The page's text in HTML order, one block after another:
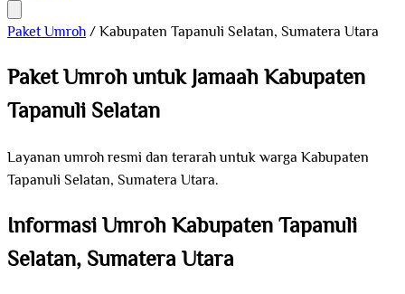
Paket Umroh/Kabupaten Tapanuli Selatan, Sumatera Utara
Paket Umroh untuk Jamaah Kabupaten
Tapanuli Selatan
Layanan umroh resmi dan terarah untuk warga Kabupaten
Tapanuli Selatan, Sumatera Utara.
Informasi Umroh Kabupaten Tapanuli
Selatan, Sumatera Utara